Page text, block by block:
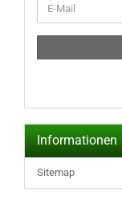
ZUR
E-
Mail
Informationen
Sitemap